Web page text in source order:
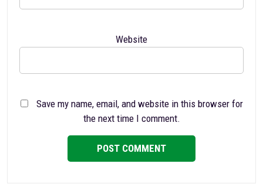
Website
Save my name, email, and website in this browser for
the next time I comment.